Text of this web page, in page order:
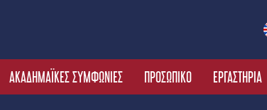
ΑΚΑΔΗΜΑΪΚΕΣ ΣΥΜΦΩΝΙΕΣ ΠΡΟΣΩΠΙΚΟ ΕΡΓΑΣΤΗΡΙΑ